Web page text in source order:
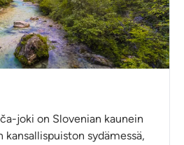
joki on Slovenian kaunein
kansallispuiston sydämessä,